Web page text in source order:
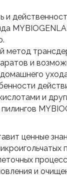
и
метод
и
и
ценные
и